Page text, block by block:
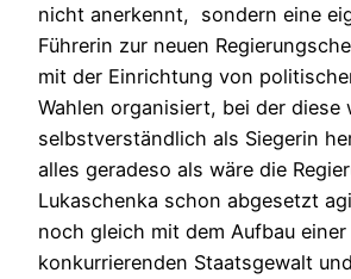
nicht anerkennt, sondern eine
Führerin zur neuen
mit der Einrichtung von
Wahlen organisiert, bei der diese
selbstverständlich als Siegerin
alles geradeso als wäre die
Lukaschenka schon abgesetzt
noch gleich mit dem Aufbau einer
konkurrierenden Staatsgewalt